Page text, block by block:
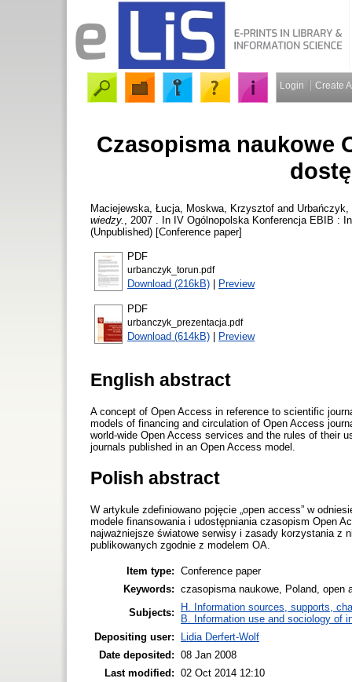
Login Create
Czasopisma naukowe
Maciejewska, Łucja Moskwa, Krzysztof and Urbańczyk,
wiedzy.
, 2007 . In IV Ogólnopolska Konferencja EBIB :
(Unpublished) [Conference paper]
PDF
urbanczyk_torun.pdf
Download (216kB) | Preview
PDF
urbanczyk_prezentacja.pdf
Download (614kB) | Preview
English abstract
A concept of Open Access in reference to scientific
models of financing and circulation of Open Access
world-wide Open Access services and the rules of their
journals published in an Open Access model.
Polish abstract
W artykule zdefiniowano pojęcie „open access” w
modele finansowania i udostępniania czasopism Open
najważniejsze światowe serwisy i zasady korzystania z
publikowanych zgodnie z modelem OA.
Item type: Conference paper
Keywords: czasopisma naukowe, Poland, open
Subjects:
H. Information sources, supports,
B. Information use and sociology of
Depositing user:
Lidia Derfert-Wolf
Date deposited: 08 Jan 2008
Last modified: 02 Oct 2014 12:10